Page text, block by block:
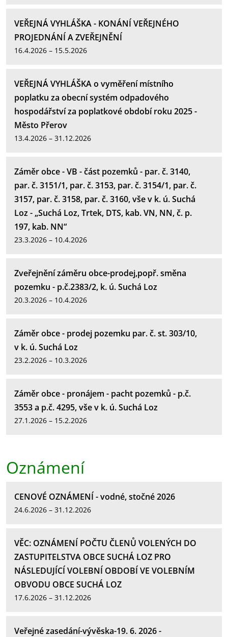
VEŘEJNÁ VYHLÁŠKA - KONÁNÍ VEŘEJNÉHO
PROJEDNÁNÍ A ZVEŘEJNĚNÍ
16.4.2026 – 15.5.2026
VEŘEJNÁ VYHLÁŠKA o vyměření místního
poplatku za obecní systém odpadového
hospodářství za poplatkové období roku 2025 -
Město Přerov
13.4.2026 – 31.12.2026
Záměr obce - VB - část pozemků - par. č. 3140,
par. č. 3151/1, par. č. 3153, par. č. 3154/1, par. č.
3157, par. č. 3158, par. č. 3160, vše v k. ú. Suchá
Loz - „Suchá Loz, Trtek, DTS, kab. VN, NN, č. p.
197, kab. NN“
23.3.2026 – 10.4.2026
Zveřejnění záměru obce-prodej,popř. směna
pozemku - p.č.2383/2, k. ú. Suchá Loz
20.3.2026 – 10.4.2026
Záměr obce - prodej pozemku par. č. st. 303/10,
v k. ú. Suchá Loz
23.2.2026 – 10.3.2026
Záměr obce - pronájem - pacht pozemků - p.č.
3553 a p.č. 4295, vše v k. ú. Suchá Loz
27.1.2026 – 15.2.2026
Oznámení
CENOVÉ OZNÁMENÍ - vodné, stočné 2026
24.6.2026 – 31.12.2026
VĚC: OZNÁMENÍ POČTU ČLENŮ VOLENÝCH DO
ZASTUPITELSTVA OBCE SUCHÁ LOZ PRO
NÁSLEDUJÍCÍ VOLEBNÍ OBDOBÍ VE VOLEBNÍM
OBVODU OBCE SUCHÁ LOZ
17.6.2026 – 31.12.2026
Veřejné zasedání-vývěska-19. 6. 2026 -